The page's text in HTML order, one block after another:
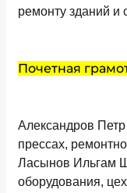
ремонту зданий и
Почетная
Александров
прессах,
Ласынов Ильгам
оборудования,